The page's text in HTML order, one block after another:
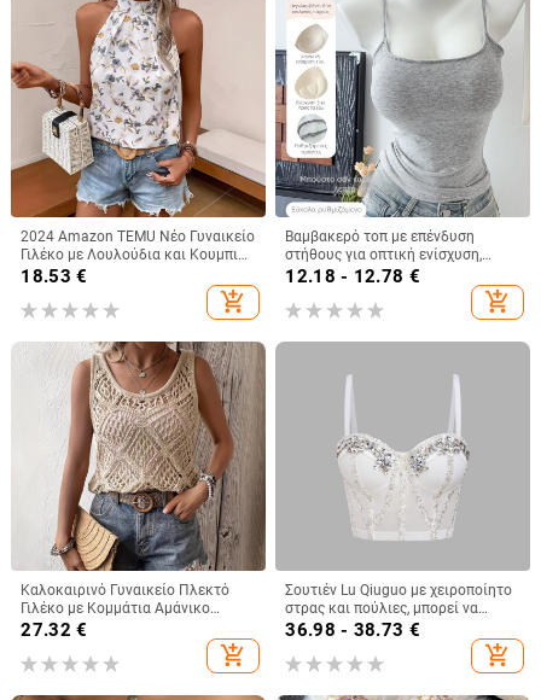
2024 Amazon TEMU Νέο Γυναικείο
Γιλέκο με Λουλούδια και Κουμπιά,
Εορταστικό Στυλ, Άνετο Μπλούζα,
18.53 €
add_shopping_cart
Βαμβακερό τοπ με επένδυση
στήθους για οπτική ενίσχυση,
γυναικείο τοπ με τιράντες,
12.18 - 12.78 €
add_shopping_cart
Καλοκαιρινό Γυναικείο Πλεκτό
Γιλέκο με Κομμάτια Αμάνικο
Καλοκαιρινό Μποέμικο Τοπ με
27.32 €
add_shopping_cart
Σουτιέν Lu Qiuguo με χειροποίητο
στρας και πούλιες, μπορεί να
φορεθεί και έξω, σε καθαρό
χρώμα, μικρό γυναικείο φανελάκι
Db1750
36.98 - 38.73 €
add_shopping_cart